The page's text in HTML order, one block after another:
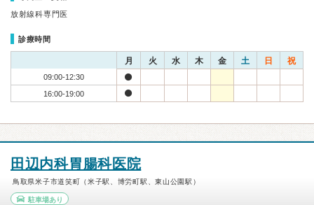
放射線科専門医
診療時間
月 火 水 木 金 土 日 祝
09:00-12:30
16:00-19:00
田辺内科胃腸科医院
鳥取県米子市道笑町（米子駅、博労町駅、東山公園駅）
駐車場あり